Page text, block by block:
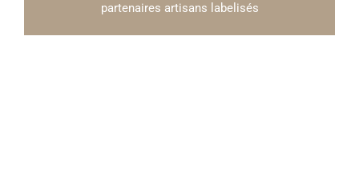
partenaires artisans labelisés